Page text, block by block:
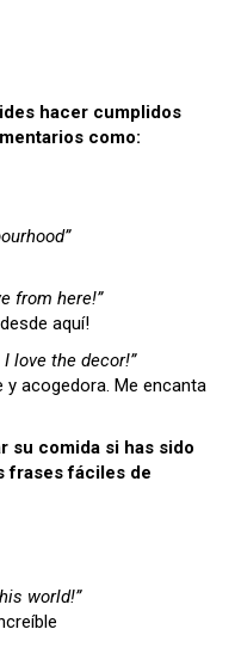
hacer cumplidos
como:
from here!”
aquí!
love the decor!”
y acogedora. Me encanta
su comida si has sido
frases fáciles de
world!”